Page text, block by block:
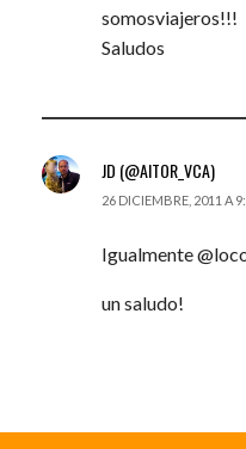
somosviajeros!!!
Saludos
JD (@AITOR_VCA)
26 DICIEMBRE, 2011 A
Igualmente
un saludo!